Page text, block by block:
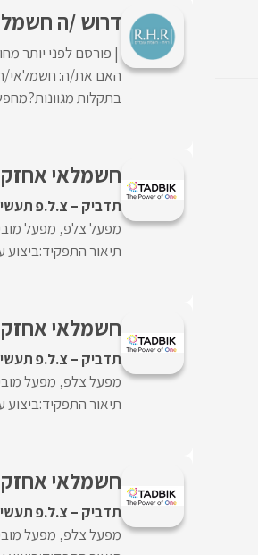
דרוש /ה
פורסם לפני יותר
האם את/ה: חשמלאי/ת
בתקלות
חשמלאי
תדביק – צ.ל.פ
מפעל צלפ, מפעל
תיאור
חשמלאי
תדביק – צ.ל.פ
מפעל צלפ, מפעל
תיאור
חשמלאי
תדביק – צ.ל.פ
מפעל צלפ, מפעל